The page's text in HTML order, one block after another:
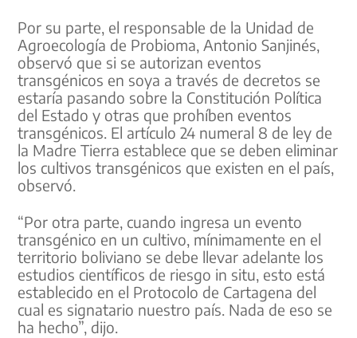
Por su parte, el responsable de la Unidad de
Agroecología de Probioma, Antonio Sanjinés,
observó que si se autorizan eventos
transgénicos en soya a través de decretos se
estaría pasando sobre la Constitución Política
del Estado y otras que prohíben eventos
transgénicos. El artículo 24 numeral 8 de ley de
la Madre Tierra establece que se deben eliminar
los cultivos transgénicos que existen en el país,
observó.
“Por otra parte, cuando ingresa un evento
transgénico en un cultivo, mínimamente en el
territorio boliviano se debe llevar adelante los
estudios científicos de riesgo in situ, esto está
establecido en el Protocolo de Cartagena del
cual es signatario nuestro país. Nada de eso se
ha hecho”, dijo.